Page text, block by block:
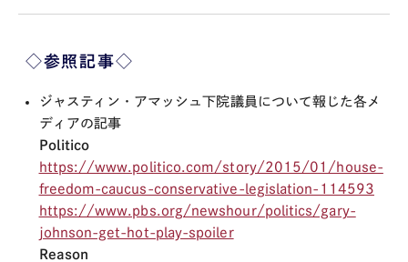
◇参照記事◇
ジャスティン・アマッシュ下院議員について報じた各メ
ディアの記事
Politico
https://www.politico.com/story/2015/01/house-
freedom-caucus-conservative-legislation-114593
https://www.pbs.org/newshour/politics/gary-
johnson-get-hot-play-spoiler
Reason